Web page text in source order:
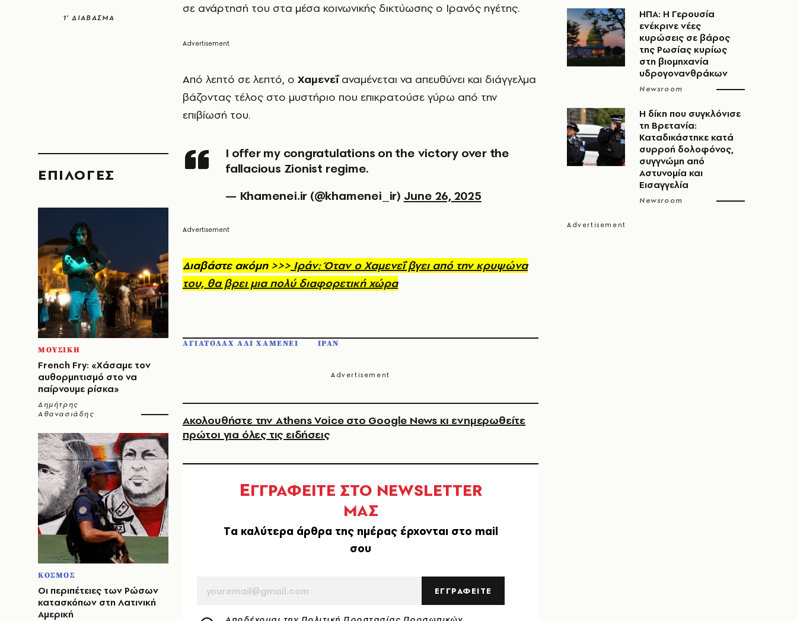
1’ ΔΙΑΒΑΣΜΑ
EΠΙΛΟΓΈΣ
ΜΟΥΣΙΚΗ
French Fry: «Χάσαμε τον
αυθορμητισμό στο να
παίρνουμε ρίσκα»
Δημήτρης
Αθανασιάδης
ΚΟΣΜΟΣ
Οι περιπέτειες των Ρώσων
κατασκόπων στη Λατινική
Αμερική
σε ανάρτησή του στα μέσα κοινωνικής δικτύωσης ο Ιρανός ηγέτης.
Από λεπτό σε λεπτό, ο Χαμενεΐαναμένεται να απευθύνει και διάγγελμα
βάζοντας τέλος στο μυστήριο που επικρατούσε γύρω από την
επιβίωσή του.
I offer my congratulations on the victory over the
fallacious Zionist regime.
— Khamenei.ir (@khamenei_ir) June 26, 2025
Διαβάστε ακόμη >>> Ιράν: Όταν ο Χαμενεΐ βγει από την κρυψώνα
του, θα βρει μια πολύ διαφορετική χώρα
ΑΓΙΑΤΟΛΑΧ AΛΙ ΧΑΜΕΝΕΙ ΙΡΑΝ
Ακολουθήστε την Athens Voice στο Google News κι ενημερωθείτε
πρώτοι για όλες τις ειδήσεις
ΕΓΓΡΑΦΕΙΤΕ ΣΤΟ NEWSLETTER
ΜΑΣ
Tα καλύτερα άρθρα της ημέρας έρχονται στο mail
σου
ΕΓΓΡΑΦΕΙΤΕ
ΗΠΑ: Η Γερουσία
ενέκρινε νέες
κυρώσεις σε βάρος
της Ρωσίας κυρίως
στη βιομηχανία
υδρογονανθράκων
Newsroom
H δίκη που συγκλόνισε
τη Βρετανία:
Καταδικάστηκε κατά
συρροή δολοφόνος,
συγγνώμη από
Αστυνομία και
Εισαγγελία
Newsroom